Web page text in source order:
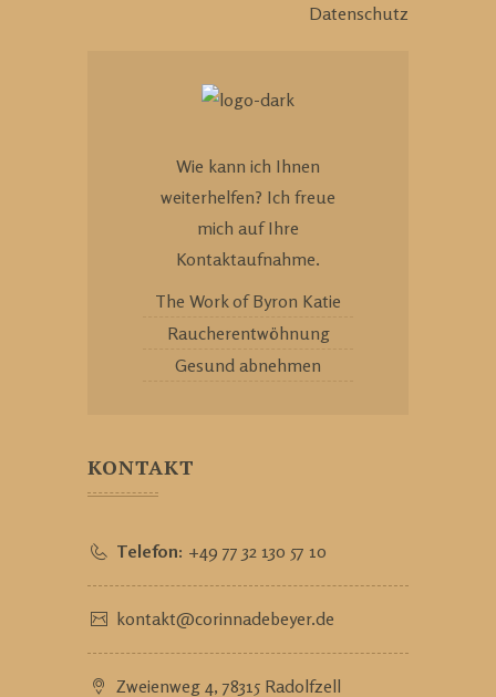
Datenschutz
Wie kann ich Ihnen
weiterhelfen? Ich freue
mich auf Ihre
Kontaktaufnahme.
The Work of Byron Katie
Raucherentwöhnung
Gesund abnehmen
KONTAKT
Telefon: +49 77 32 130 57 10
kontakt@corinnadebeyer.de
Zweienweg 4, 78315 Radolfzell